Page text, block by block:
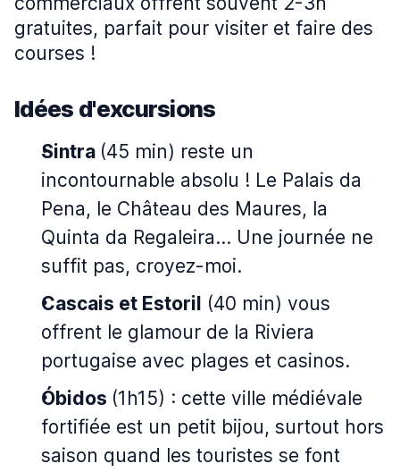
gratuites, parfait pour visiter et faire des
courses !
Idées d'excursions
Sintra (45 min) reste un
incontournable absolu ! Le Palais da
Pena, le Château des Maures, la
Quinta da Regaleira... Une journée ne
suffit pas, croyez-moi.
Cascais et Estoril (40 min) vous
offrent le glamour de la Riviera
portugaise avec plages et casinos.
Óbidos (1h15) : cette ville médiévale
fortifiée est un petit bijou, surtout hors
saison quand les touristes se font